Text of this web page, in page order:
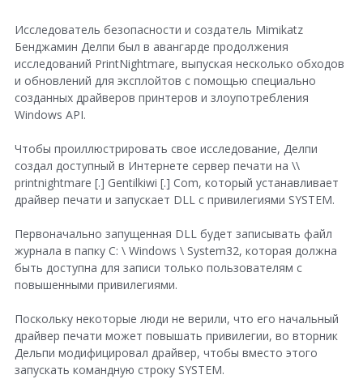
Исследователь безопасности и создатель Mimikatz
Бенджамин Делпи был в авангарде продолжения
исследований PrintNightmare, выпуская несколько обходов
и обновлений для эксплойтов с помощью специально
созданных драйверов принтеров и злоупотребления
Windows API.
Чтобы проиллюстрировать свое исследование, Делпи
создал доступный в Интернете сервер печати на \\
printnightmare [.] Gentilkiwi [.] Com, который устанавливает
драйвер печати и запускает DLL с привилегиями SYSTEM.
Первоначально запущенная DLL будет записывать файл
журнала в папку C: \ Windows \ System32, которая должна
быть доступна для записи только пользователям с
повышенными привилегиями.
Поскольку некоторые люди не верили, что его начальный
драйвер печати может повышать привилегии, во вторник
Дельпи модифицировал драйвер, чтобы вместо этого
запускать командную строку SYSTEM.